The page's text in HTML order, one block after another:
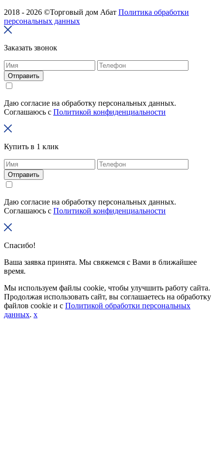
2018 - 2026 ©Торговый дом Абат Политика обработки
персональных данных
Заказать звонок
Отправить
Даю согласие на обработку персональных данных.
Соглашаюсь с Политикой конфиденциальности
Купить в 1 клик
Отправить
Даю согласие на обработку персональных данных.
Соглашаюсь с Политикой конфиденциальности
Спасибо!
Ваша заявка принята. Мы свяжемся с Вами в ближайшее
время.
Мы используем файлы cookie, чтобы улучшить работу сайта.
Продолжая использовать сайт, вы соглашаетесь на обработку
файлов cookie и с Политикой обработки персональных
данных. x